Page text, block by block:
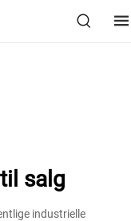
salg
industrielle